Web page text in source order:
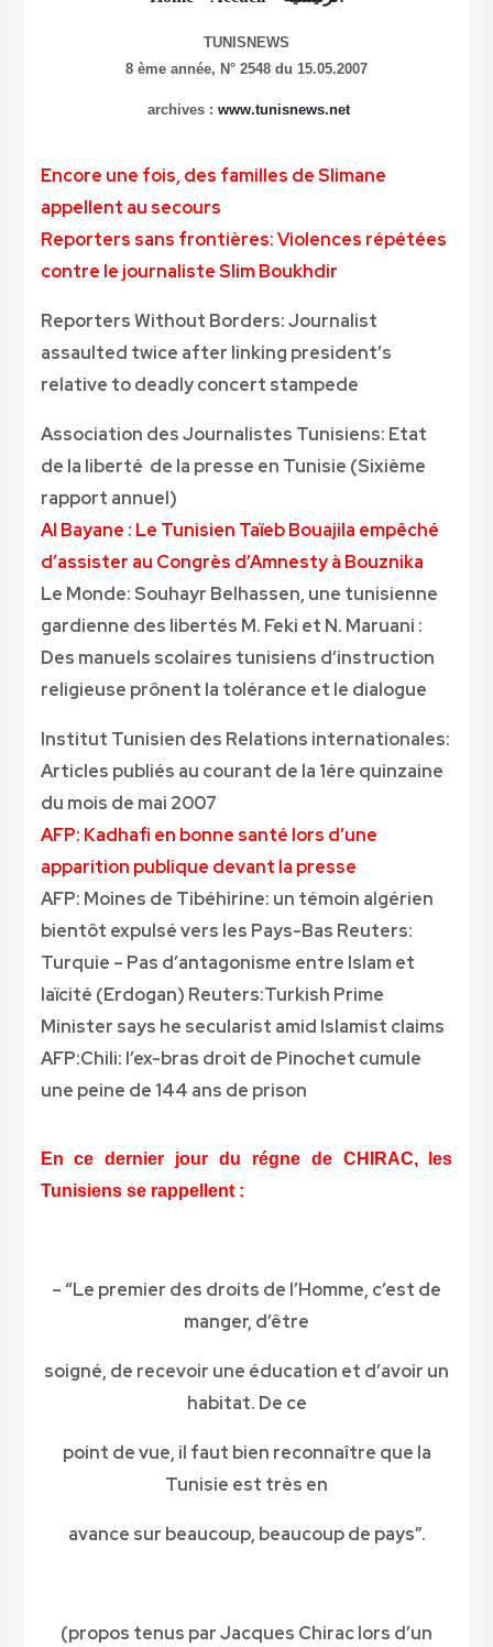
TUNISNEWS
8 ème année, N° 2548 du 15.05.2007
archives : www.tunisnews.net
Encore une fois, des familles de Slimane
appellent au secours
Reporters sans frontières: Violences répétées
contre le journaliste Slim Boukhdir
Reporters Without Borders: Journalist
assaulted twice after linking president’s
relative to deadly concert stampede
Association des Journalistes Tunisiens: Etat
de la liberté de la presse en Tunisie (Sixième
rapport annuel)
Al Bayane : Le Tunisien Taïeb Bouajila empêché
d’assister au Congrès d’Amnesty à Bouznika
Le Monde: Souhayr Belhassen, une tunisienne
gardienne des libertés M. Feki et N. Maruani :
Des manuels scolaires tunisiens d’instruction
religieuse prônent la tolérance et le dialogue
Institut Tunisien des Relations internationales:
Articles publiés au courant de la 1ére quinzaine
du mois de mai 2007
AFP: Kadhafi en bonne santé lors d’une
apparition publique devant la presse
AFP: Moines de Tibéhirine: un témoin algérien
bientôt expulsé vers les Pays-Bas Reuters:
Turquie – Pas d’antagonisme entre Islam et
laïcité (Erdogan) Reuters:Turkish Prime
Minister says he secularist amid Islamist claims
AFP:Chili: l’ex-bras droit de Pinochet cumule
une peine de 144 ans de prison
En ce dernier jour du régne de CHIRAC, les
Tunisiens se rappellent :
– “Le premier des droits de l’Homme, c’est de
manger, d’être
soigné, de recevoir une éducation et d’avoir un
habitat. De ce
point de vue, il faut bien reconnaître que la
Tunisie est très en
avance sur beaucoup, beaucoup de pays”.
(propos tenus par Jacques Chirac lors d’un